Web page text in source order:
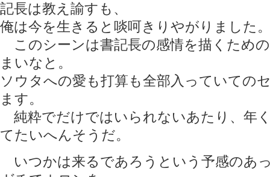
記長は教え諭すも、
俺は今を生きると啖呵きりやがりました
このシーンは書記長の感情を描くため
まいなと。
ソウタへの愛も打算も全部入っていての
ます。
純粋でだけではいられないあたり、年
てたいへんそうだ。
いつかは来るであろうという予感のあ